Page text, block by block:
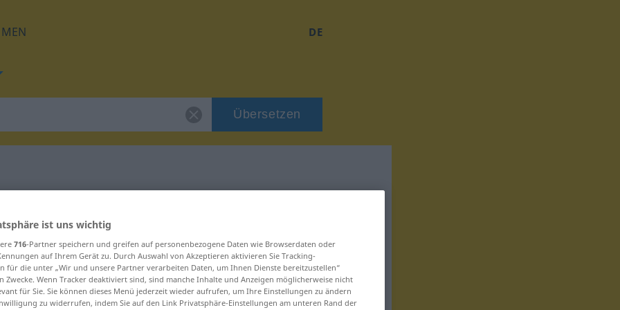
DE
Übersetzen
"bereitwillig"
ist uns wichtig
716-Partner speichern und greifen auf personenbezogene Daten wie Browserdaten oder
auf Ihrem Gerät zu. Durch Auswahl von Akzeptieren aktivieren Sie Tracking-
für die unter „Wir und unsere Partner verarbeiten Daten, um Ihnen Dienste bereitzustellen“
Zwecke. Wenn Tracker deaktiviert sind, sind manche Inhalte und Anzeigen möglicherweise nicht
für Sie. Sie können dieses Menü jederzeit wieder aufrufen, um Ihre Einstellungen zu ändern
zu widerrufen, indem Sie auf den Link Privatsphäre-Einstellungen am unteren Rand der